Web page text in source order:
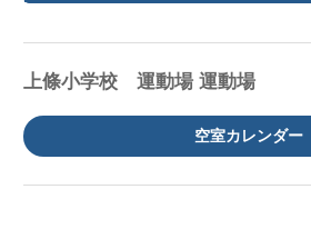
上條小学校 運動場 運動場
空室カレンダー